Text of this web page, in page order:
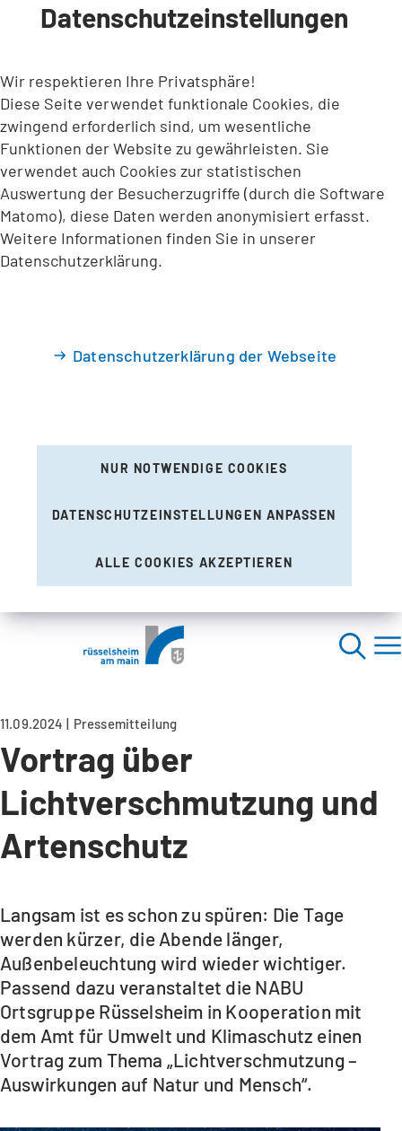
INHALT ANSPRINGEN
Datenschutzeinstellungen
Wir respektieren Ihre Privatsphäre!
Diese Seite verwendet funktionale Cookies, die
zwingend erforderlich sind, um wesentliche
Funktionen der Website zu gewährleisten. Sie
verwendet auch Cookies zur statistischen
Auswertung der Besucherzugriffe (durch die Software
Matomo), diese Daten werden anonymisiert erfasst.
Weitere Informationen finden Sie in unserer
Datenschutzerklärung.
Datenschutzerklärung der Webseite
NUR NOTWENDIGE COOKIES
DATENSCHUTZEINSTELLUNGEN ANPASSEN
ALLE COOKIES AKZEPTIEREN
11.09.2024 Pressemitteilung
Vortrag über
Lichtverschmutzung und
Artenschutz
Langsam ist es schon zu spüren: Die Tage
werden kürzer, die Abende länger,
Außenbeleuchtung wird wieder wichtiger.
Passend dazu veranstaltet die NABU
Ortsgruppe Rüsselsheim in Kooperation mit
dem Amt für Umwelt und Klimaschutz einen
Vortrag zum Thema „Lichtverschmutzung –
Auswirkungen auf Natur und Mensch“.